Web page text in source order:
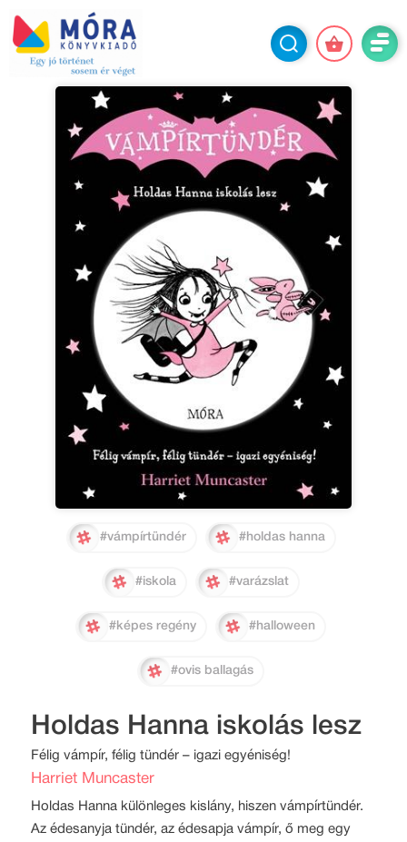
#vámpírtündér #holdas hanna
#iskola #varázslat
#képes regény #halloween
#ovis ballagás
Holdas Hanna iskolás lesz
Félig vámpír, félig tündér – igazi egyéniség!
Harriet Muncaster
Holdas Hanna különleges kislány, hiszen vámpírtündér.
Az édesanyja tündér, az édesapja vámpír, ő meg egy